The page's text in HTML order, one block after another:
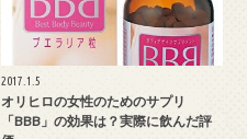
2017.1.5
オリヒロの女性のためのサプリ
「BBB」の効果は？実際に飲んだ評